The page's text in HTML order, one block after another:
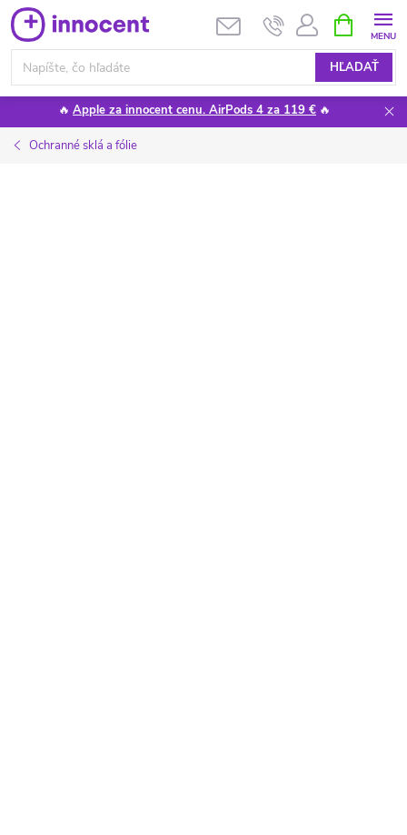
Prejsť
na
obsah
HĽADAŤ
KOŠÍK
🔥 Apple za innocent cenu. AirPods 4 za 119 € 🔥
Ochranné sklá a fólie